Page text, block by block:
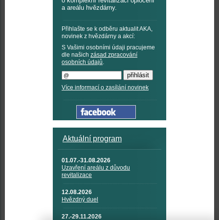
a areálu hvězdárny.
Přihlašte se k odběru aktualit AKA,
novinek z hvězdárny a akcí:
S Vašimi osobními údaji pracujeme
dle našich zásad zpracování
osobních údajů
Více informací o zasílání novinek
Aktuální program
01.07.-31.08.2026
Uzavření areálu z důvodu
revitalizace
12.08.2026
Hvězdný duel
27.-29.11.2026